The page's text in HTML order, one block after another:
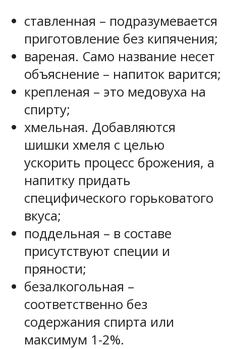
ставленная – подразумевается
приготовление без кипячения;
вареная. Само название несет
объяснение – напиток варится;
крепленая – это медовуха на
спирту;
хмельная. Добавляются
шишки хмеля с целью
ускорить процесс брожения, а
напитку придать
специфического горьковатого
вкуса;
поддельная – в составе
присутствуют специи и
пряности;
безалкогольная –
соответственно без
содержания спирта или
максимум 1-2%.